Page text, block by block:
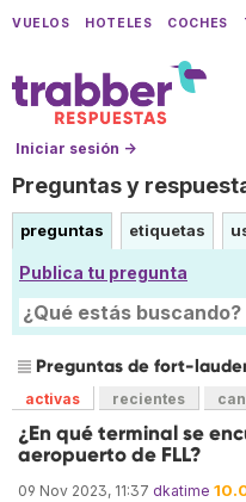
VUELOS HOTELES COCHES
Iniciar sesión →
Preguntas y
preguntas etiquetas
Publica tu pregunta
Preguntas de fort-
activas recientes
¿En qué terminal se
aeropuerto de FLL?
09 Nov 2023, 11:37 dkatime